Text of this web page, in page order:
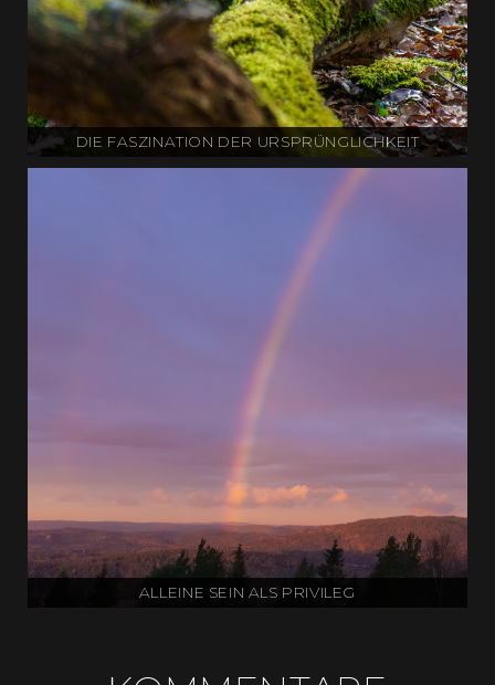
DIE FASZINATION DER URSPRÜNGLICHKEIT
ALLEINE SEIN ALS PRIVILEG